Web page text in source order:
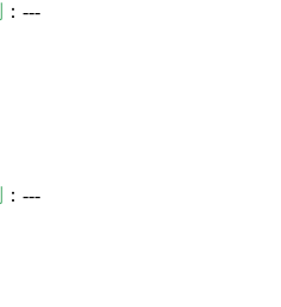
：---
：---